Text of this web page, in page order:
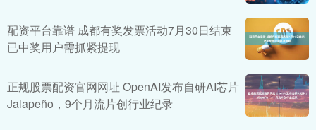
配资平台靠谱 成都有奖发票活动7月30日结束
已中奖用户需抓紧提现
正规股票配资官网网址 OpenAI发布自研AI芯片
Jalapeño，9个月流片创行业纪录